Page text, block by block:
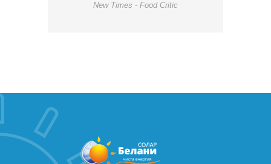
New Times - Food Critic